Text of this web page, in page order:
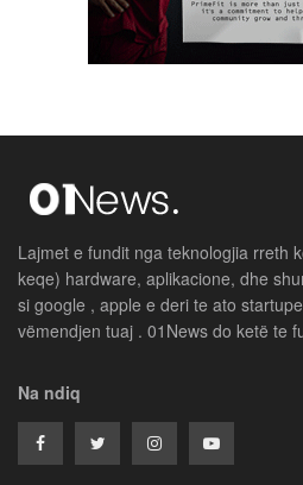
Lajmet e fundit nga teknologjia rreth
keqe) hardware, aplikacione, dhe
si google , apple e deri te ato
vëmendjen tuaj . 01News do ketë te
Na ndiq